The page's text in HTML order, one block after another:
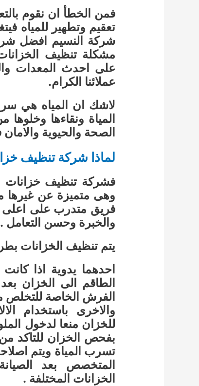
فمن الخطأ ان نقوم
تعقيم وتطهير للمياه
شركة النسيم افضل
مشكلة تنظيف
على احدث المعدات
عملائنا الكرام.
لاشك ان المياه هي
المياة ونقاءها وخلوها
الصحة والحيوية
لماذا شركة تنظيف
فشركة تنظيف خزانات
وهى متميزة عن غيرها
فريق متدرب على اعلى
والخبرة وحسن التعامل .
يتم تنظيف الخزانات
احدهما يدوية اذا
الطاقم الى الخزان
الفرش الخاصة للتخلص
والاخرى باستخدام
للخزان منعا لدخول
بفحص الخزان للتاكد
تسرب المياة ويتم
المتخصص بعد
الخزانات المختلفة .